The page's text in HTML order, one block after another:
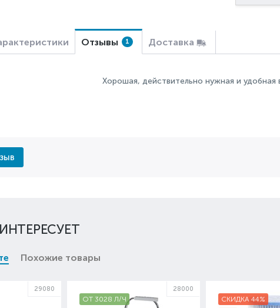
Отзывы 1 Доставка
Хорошая, действительно нужная и
Похожие товары
29080
ОТ 3028 Л/Ч
28000
СКИДКА 44%